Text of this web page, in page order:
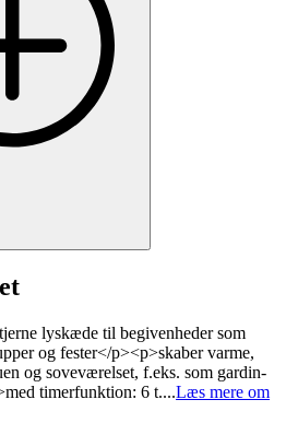
lyskæde til begivenheder som
og fester</p><p>skaber varme,
og soveværelset, f.eks. som gardin-
timerfunktion: 6 t....Læs mere om